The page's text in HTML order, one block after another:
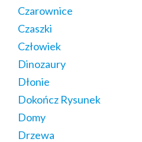
Czarownice
Czaszki
Człowiek
Dinozaury
Dłonie
Dokończ Rysunek
Domy
Drzewa